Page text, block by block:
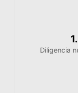
Diligencia